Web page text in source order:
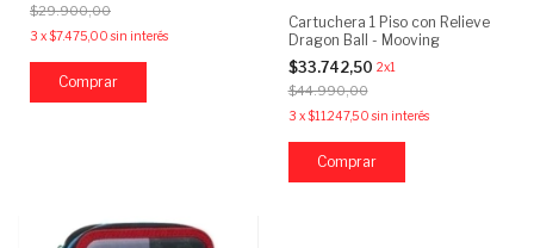
$29.900,00
3 x$7.475,00 sin interés
Comprar
Cartuchera 1 Piso con Relieve
Dragon Ball - Mooving
$33.742,50 2x1
$44.990,00
3 x$11.247,50 sin interés